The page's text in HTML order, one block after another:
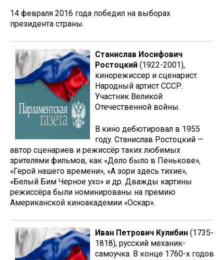
14 февраля 2016 года победил на выборах
президента страны.
Станислав Иосифович
Ростоцкий (1922-2001),
кинорежиссер и сценарист.
Народный артист СССР.
Участник Великой
Отечественной войны.
В кино дебютировал в 1955
году. Станислав Ростоцкий —
автор сценариев и режиссёр таких любимых
зрителями фильмов, как «Дело было в Пенькове»,
«Герой нашего времени», «А зори здесь тихие»,
«Белый Бим Черное ухо» и др. Дважды картины
режиссёра были номинированы на премию
Американской киноакадемии «Оскар».
Иван Петрович Кулибин (1735-
1818), русский механик-
самоучка. В конце 1760-х годов